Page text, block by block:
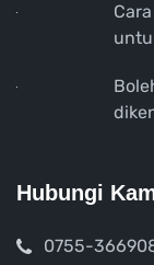
Hubungi
0755-